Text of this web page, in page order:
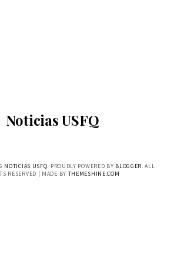
Noticias USFQ
NOTICIAS USFQ. PROUDLY POWERED BY BLOGGER. ALL
RESERVED | MADE BY THEMESHINE.COM